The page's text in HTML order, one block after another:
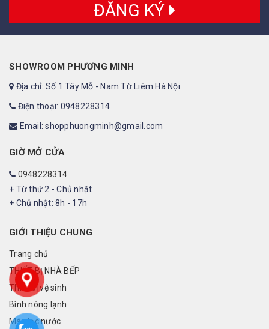
ĐĂNG KÝ
SHOWROOM PHƯƠNG MINH
Địa chỉ: Số 1 Tây Mỗ - Nam Từ Liêm Hà Nội
Điện thoại: 0948228314
Email: shopphuongminh@gmail.com
GIỜ MỞ CỬA
0948228314
+ Từ thứ 2 - Chủ nhật
+ Chủ nhật: 8h - 17h
GIỚI THIỆU CHUNG
Trang chủ
THIẾT BỊ NHÀ BẾP
Thiết bị vệ sinh
Bình nóng lạnh
Máy lọc nước